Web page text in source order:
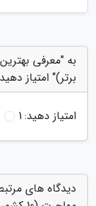
برتر)" امتیاز دهید
امتیاز دهید:1
دیدگاه های